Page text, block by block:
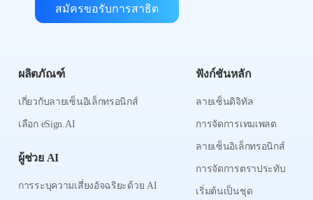
สมัครขอรับการสาธิต
ผลิตภัณฑ์
เกี่ยวกับลายเซ็นอิเล็กทรอนิกส์
เลือก eSign.AI
ผู้ช่วย AI
การระบุความเสี่ยงอัจฉริยะด้วย AI
ฟังก์ชันหลัก
ลายเซ็นดิจิทัล
การจัดการเทมเพลต
ลายเซ็นอิเล็กทรอนิกส์
การจัดการตราประทับ
เริ่มต้นเป็นชุด